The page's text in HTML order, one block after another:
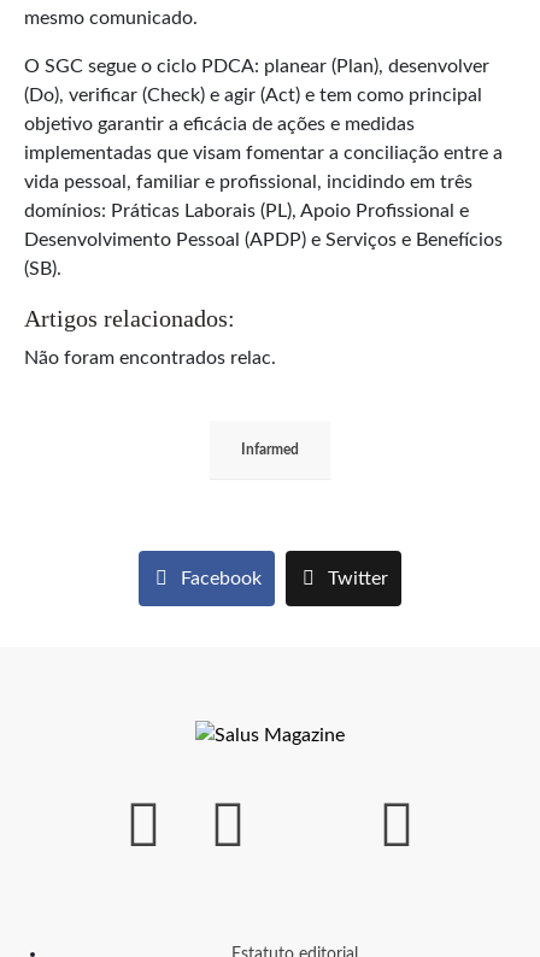
mesmo comunicado.
O SGC segue o ciclo PDCA: planear (Plan), desenvolver
(Do), verificar (Check) e agir (Act) e tem como principal
objetivo garantir a eficácia de ações e medidas
implementadas que visam fomentar a conciliação entre a
vida pessoal, familiar e profissional, incidindo em três
domínios: Práticas Laborais (PL), Apoio Profissional e
Desenvolvimento Pessoal (APDP) e Serviços e Benefícios
(SB).
Artigos relacionados:
Não foram encontrados relac.
Infarmed
Facebook Twitter